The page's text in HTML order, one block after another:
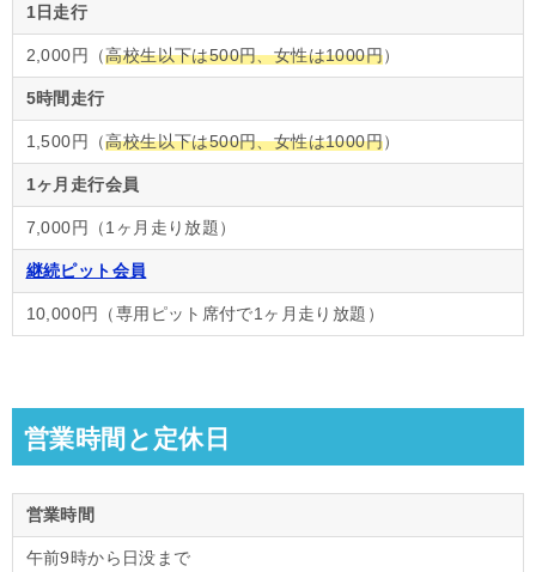
1日走行
2,000円（高校生以下は500円、女性は1000円）
5時間走行
1,500円（高校生以下は500円、女性は1000円）
1ヶ月走行会員
7,000円（1ヶ月走り放題）
継続ピット会員
10,000円（専用ピット席付で1ヶ月走り放題）
営業時間と定休日
営業時間
午前9時から日没まで